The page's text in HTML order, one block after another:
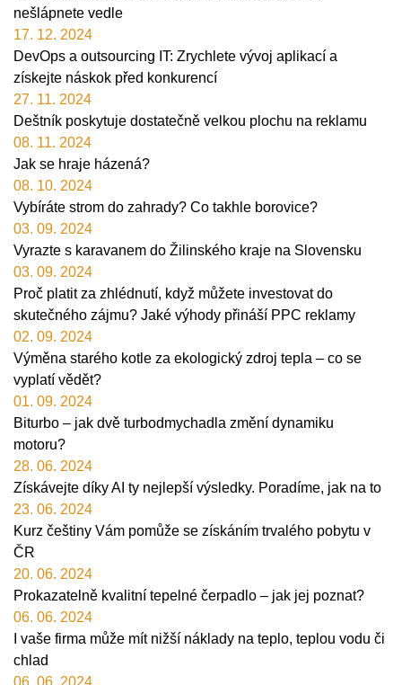
nešlápnete vedle
17. 12. 2024
DevOps a outsourcing IT: Zrychlete vývoj aplikací a
získejte náskok před konkurencí
27. 11. 2024
Deštník poskytuje dostatečně velkou plochu na reklamu
08. 11. 2024
Jak se hraje házená?
08. 10. 2024
Vybíráte strom do zahrady? Co takhle borovice?
03. 09. 2024
Vyrazte s karavanem do Žilinského kraje na Slovensku
03. 09. 2024
Proč platit za zhlédnutí, když můžete investovat do
skutečného zájmu? Jaké výhody přináší PPC reklamy
02. 09. 2024
Výměna starého kotle za ekologický zdroj tepla – co se
vyplatí vědět?
01. 09. 2024
Biturbo – jak dvě turbodmychadla změní dynamiku
motoru?
28. 06. 2024
Získávejte díky AI ty nejlepší výsledky. Poradíme, jak na to
23. 06. 2024
Kurz češtiny Vám pomůže se získáním trvalého pobytu v
ČR
20. 06. 2024
Prokazatelně kvalitní tepelné čerpadlo – jak jej poznat?
06. 06. 2024
I vaše firma může mít nižší náklady na teplo, teplou vodu či
chlad
06. 06. 2024